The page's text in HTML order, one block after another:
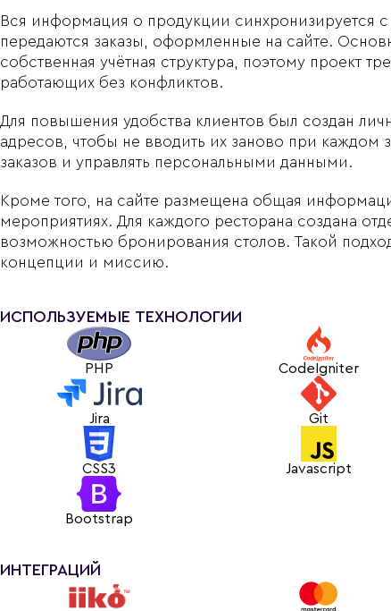
Вся информация о продукции синхронизируется
передаются заказы, оформленные на сайте.
собственная учётная структура, поэтому проект
работающих без конфликтов.
Для повышения удобства клиентов был создан
адресов, чтобы не вводить их заново при каждом
заказов и управлять персональными данными.
Кроме того, на сайте размещена общая
мероприятиях. Для каждого ресторана создана
возможностью бронирования столов. Такой
концепции и миссию.
ИСПОЛЬЗУЕМЫЕ ТЕХНОЛОГИИ
PHP CodeIgniter
Jira Git
CSS3 Javascript
Bootstrap
ИНТЕГРАЦИЙ